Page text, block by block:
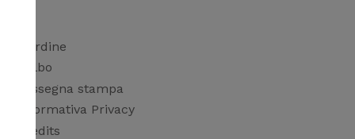
L'Ordine
L'albo
Rassegna stampa
Informativa Privacy
Credits